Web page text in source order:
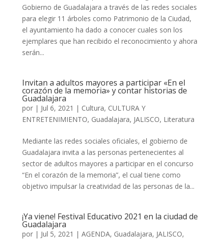
Gobierno de Guadalajara a través de las redes sociales
para elegir 11 árboles como Patrimonio de la Ciudad,
el ayuntamiento ha dado a conocer cuales son los
ejemplares que han recibido el reconocimiento y ahora
serán...
Invitan a adultos mayores a participar «En el
corazón de la memoria» y contar historias de
Guadalajara
por | Jul 6, 2021 | Cultura, CULTURA Y
ENTRETENIMIENTO, Guadalajara, JALISCO, Literatura
Mediante las redes sociales oficiales, el gobierno de
Guadalajara invita a las personas pertenecientes al
sector de adultos mayores a participar en el concurso
“En el corazón de la memoria”, el cual tiene como
objetivo impulsar la creatividad de las personas de la...
¡Ya viene! Festival Educativo 2021 en la ciudad de
Guadalajara
por | Jul 5, 2021 | AGENDA, Guadalajara, JALISCO,